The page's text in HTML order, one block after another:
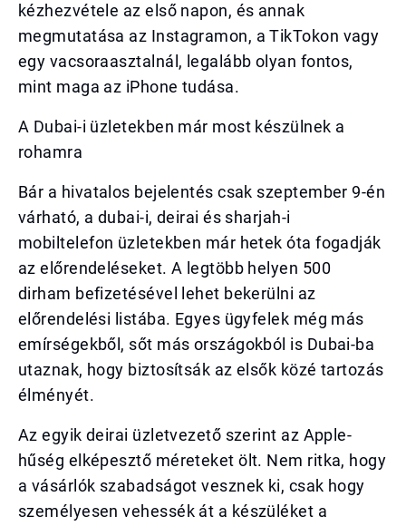
kézhezvétele az első napon, és annak
megmutatása az Instagramon, a TikTokon vagy
egy vacsoraasztalnál, legalább olyan fontos,
mint maga az iPhone tudása.
A Dubai-i üzletekben már most készülnek a
rohamra
Bár a hivatalos bejelentés csak szeptember 9-én
várható, a dubai-i, deirai és sharjah-i
mobiltelefon üzletekben már hetek óta fogadják
az előrendeléseket. A legtöbb helyen 500
dirham befizetésével lehet bekerülni az
előrendelési listába. Egyes ügyfelek még más
emírségekből, sőt más országokból is Dubai-ba
utaznak, hogy biztosítsák az elsők közé tartozás
élményét.
Az egyik deirai üzletvezető szerint az Apple-
hűség elképesztő méreteket ölt. Nem ritka, hogy
a vásárlók szabadságot vesznek ki, csak hogy
személyesen vehessék át a készüléket a